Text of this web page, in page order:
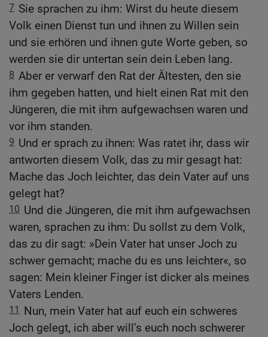
7 Sie sprachen zu ihm: Wirst du heute diesem
Volk einen Dienst tun und ihnen zu Willen sein
und sie erhören und ihnen gute Worte geben, so
werden sie dir untertan sein dein Leben lang.
8 Aber er verwarf den Rat der Ältesten, den sie
ihm gegeben hatten, und hielt einen Rat mit den
Jüngeren, die mit ihm aufgewachsen waren und
vor ihm standen.
9 Und er sprach zu ihnen: Was ratet ihr, dass wir
antworten diesem Volk, das zu mir gesagt hat:
Mache das Joch leichter, das dein Vater auf uns
gelegt hat?
10 Und die Jüngeren, die mit ihm aufgewachsen
waren, sprachen zu ihm: Du sollst zu dem Volk,
das zu dir sagt: »Dein Vater hat unser Joch zu
schwer gemacht; mache du es uns leichter«, so
sagen: Mein kleiner Finger ist dicker als meines
Vaters Lenden.
11
Nun, mein Vater hat auf euch ein schweres
Joch gelegt, ich aber will’s euch noch schwerer